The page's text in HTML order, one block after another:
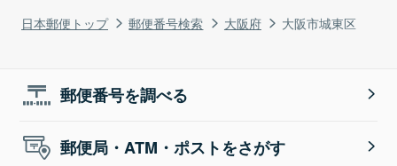
日本郵便トップ 郵便番号検索 大阪府 大阪市城東区
郵便番号を調べる
郵便局・ATM・ポストをさがす